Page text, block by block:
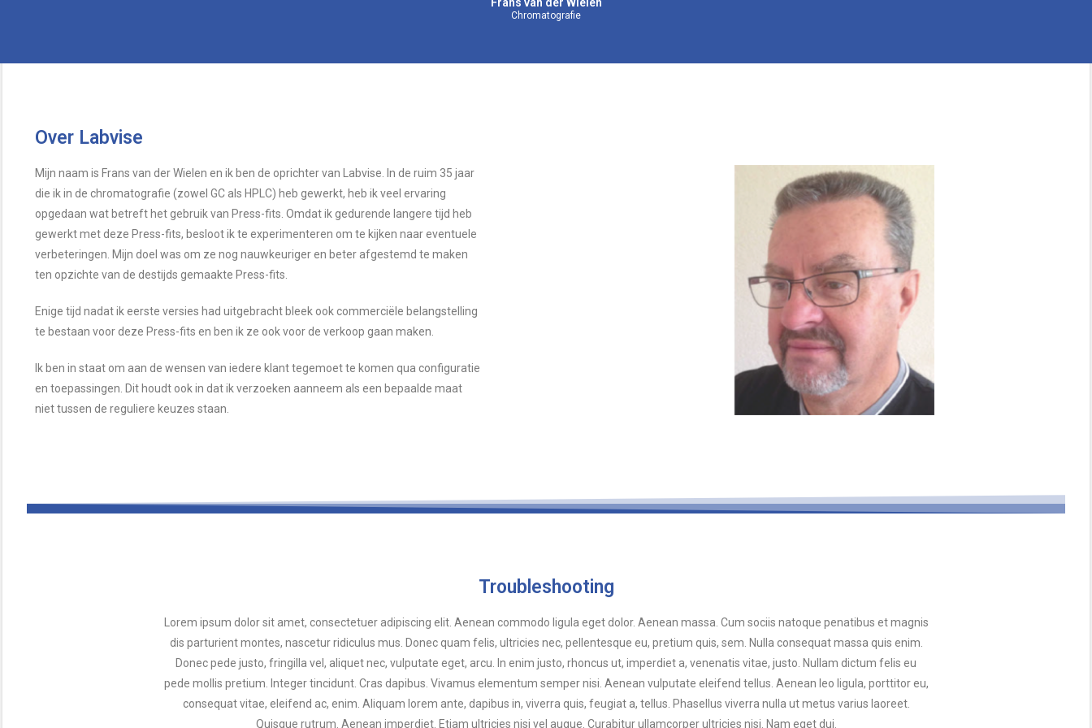
Chromatografie
Over Labvise
Mijn naam is Frans van der Wielen en ik ben de oprichter van Labvise. In de ruim 35 jaar
die ik in de chromatografie (zowel GC als HPLC) heb gewerkt, heb ik veel ervaring
opgedaan wat betreft het gebruik van Press-fits. Omdat ik gedurende langere tijd heb
gewerkt met deze Press-fits, besloot ik te experimenteren om te kijken naar eventuele
verbeteringen. Mijn doel was om ze nog nauwkeuriger en beter afgestemd te maken
ten opzichte van de destijds gemaakte Press-fits.
Enige tijd nadat ik eerste versies had uitgebracht bleek ook commerciële belangstelling
te bestaan voor deze Press-fits en ben ik ze ook voor de verkoop gaan maken.
Ik ben in staat om aan de wensen van iedere klant tegemoet te komen qua configuratie
en toepassingen. Dit houdt ook in dat ik verzoeken aanneem als een bepaalde maat
niet tussen de reguliere keuzes staan.
Troubleshooting
Lorem ipsum dolor sit amet, consectetuer adipiscing elit. Aenean commodo ligula eget dolor. Aenean massa. Cum sociis natoque penatibus et magnis
dis parturient montes, nascetur ridiculus mus. Donec quam felis, ultricies nec, pellentesque eu, pretium quis, sem. Nulla consequat massa quis enim.
Donec pede justo, fringilla vel, aliquet nec, vulputate eget, arcu. In enim justo, rhoncus ut, imperdiet a, venenatis vitae, justo. Nullam dictum felis eu
pede mollis pretium. Integer tincidunt. Cras dapibus. Vivamus elementum semper nisi. Aenean vulputate eleifend tellus. Aenean leo ligula, porttitor eu,
consequat vitae, eleifend ac, enim. Aliquam lorem ante, dapibus in, viverra quis, feugiat a, tellus. Phasellus viverra nulla ut metus varius laoreet.
Quisque rutrum. Aenean imperdiet. Etiam ultricies nisi vel augue. Curabitur ullamcorper ultricies nisi. Nam eget dui.